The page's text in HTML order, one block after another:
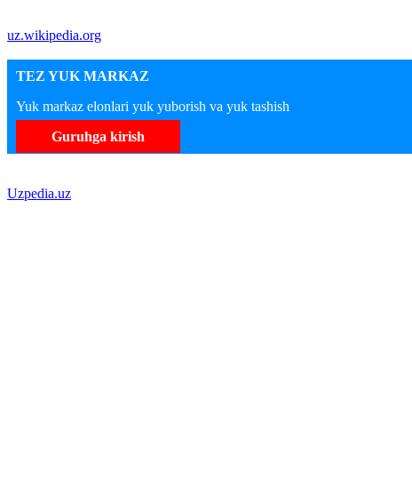
uz.wikipedia.org
TEZ YUK MARKAZ
Yuk markaz elonlari yuk yuborish va yuk tashish
Guruhga kirish
Uzpedia.uz